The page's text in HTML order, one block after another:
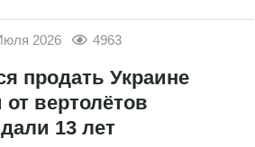
2026 4963
продать Украине
вертолётов
13 лет